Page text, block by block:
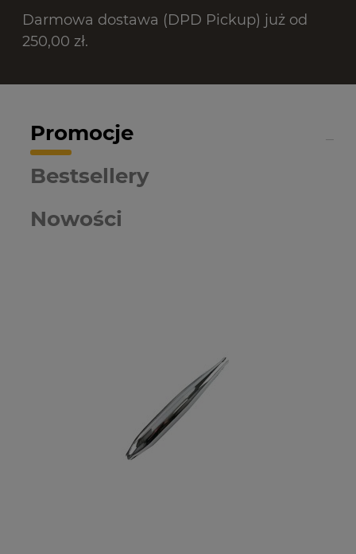
Darmowa dostawa (DPD Pickup) już od
250,00 zł.
Promocje
Nowości
Bestsellery